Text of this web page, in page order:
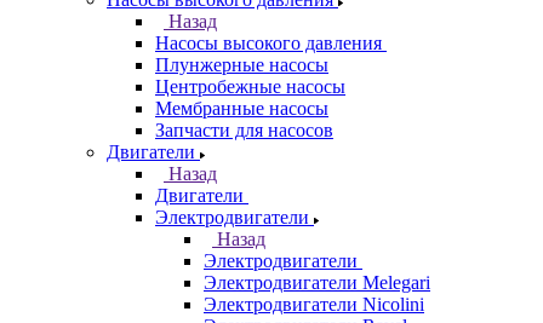
Назад
Насосы высокого давления
Плунжерные насосы
Центробежные насосы
Мембранные насосы
Запчасти для насосов
Двигатели
Назад
Двигатели
Электродвигатели
Назад
Электродвигатели
Электродвигатели Melegari
Электродвигатели Nicolini